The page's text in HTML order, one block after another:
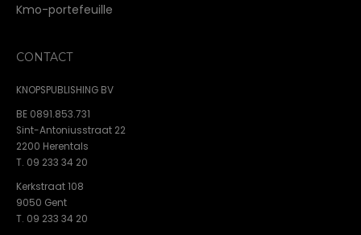
Kmo-portefeuille
CONTACT
KNOPSPUBLISHING BV
BE 0891.853.731
Sint-Antoniusstraat 22
2200 Herentals
T. 09 233 34 20
Kerkstraat 108
9050 Gent
T. 09 233 34 20